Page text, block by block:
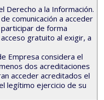
Derecho a la Información.
comunicación a acceder
de forma
gratuito al exigir, a
Empresa considera el
dos acreditaciones
acceder acreditados el
legítimo ejercicio de su